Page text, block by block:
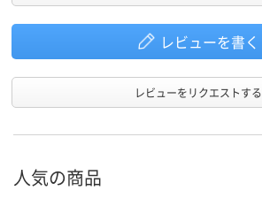
レビューを書く
レビューをリクエストする
人気の商品